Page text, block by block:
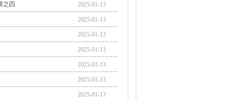
之四 2025-01-13
2025-01-13
2025-01-13
2025-01-13
2025-01-13
2025-01-13
2025-01-13